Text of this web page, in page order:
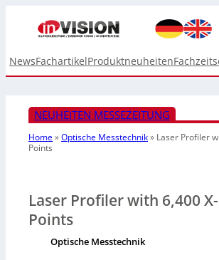
NewsFachartikelProduktneuheiten
NEUHEITEN MESSEZEITUNG
Home»Optische Messtechnik» Laser Profiler
Points
Laser Profiler with 6,400
Points
Optische Messtechnik